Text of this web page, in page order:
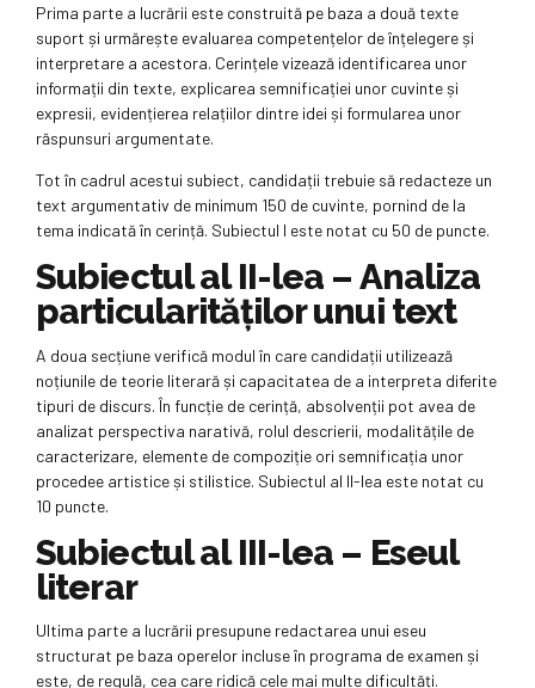
Prima parte a lucrării este construită pe baza a două texte
suport și urmărește evaluarea competențelor de înțelegere și
interpretare a acestora. Cerințele vizează identificarea unor
informații din texte, explicarea semnificației unor cuvinte și
expresii, evidențierea relațiilor dintre idei și formularea unor
răspunsuri argumentate.
Tot în cadrul acestui subiect, candidații trebuie să redacteze un
text argumentativ de minimum 150 de cuvinte, pornind de la
tema indicată în cerință. Subiectul I este notat cu 50 de puncte.
Subiectul al II-lea – Analiza
particularităților unui text
A doua secțiune verifică modul în care candidații utilizează
noțiunile de teorie literară și capacitatea de a interpreta diferite
tipuri de discurs. În funcție de cerință, absolvenții pot avea de
analizat perspectiva narativă, rolul descrierii, modalitățile de
caracterizare, elemente de compoziție ori semnificația unor
procedee artistice și stilistice. Subiectul al II-lea este notat cu
10 puncte.
Subiectul al III-lea – Eseul
literar
Ultima parte a lucrării presupune redactarea unui eseu
structurat pe baza operelor incluse în programa de examen și
este, de regulă, cea care ridică cele mai multe dificultăți.